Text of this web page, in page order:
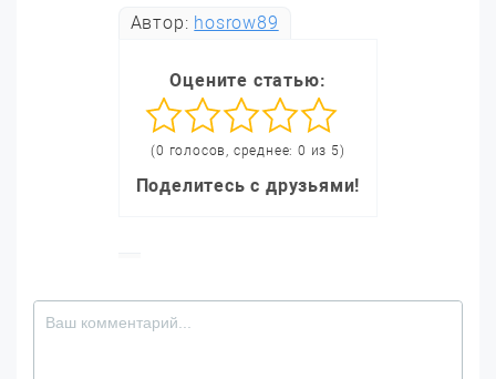
Автор: hosrow89
Оцените статью:
(0 голосов, среднее: 0 из 5)
Поделитесь с друзьями!